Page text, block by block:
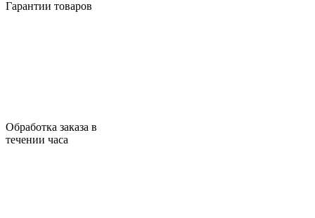
Гарантии товаров
Обработка заказа в
течении часа